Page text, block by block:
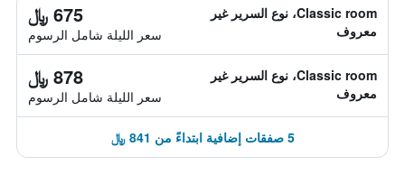
Classic room، نوع السرير غير
معروف
675 ﷼
سعر الليلة شامل الرسوم
Classic room، نوع السرير غير
معروف
878 ﷼
سعر الليلة شامل الرسوم
5 صفقات إضافية ابتداءً من 841 ﷼